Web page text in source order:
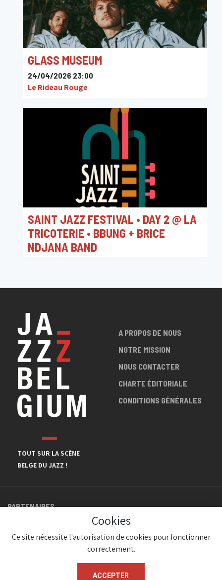
GLASS MUSEUM
24/04/2026 23:00
Le Rideau Rouge
SAINT JAZZ FESTIVAL • DAY 2 @ LA
TRICOTERIE • BBUNG + BRICE
NDJANA BAND
TOUT SUR LA SCÈNE
BELGE DU JAZZ !
A PROPOS DE NOUS
NOTRE MISSION
NOUS CONTACTER
CHARTE ÉDITORIALE
CONDITIONS GÉNÉRALES
PARTENAIRES
Cookies
Ce site nécessite l'autorisation de cookies pour fonctionner
correctement.
ACCEPTER